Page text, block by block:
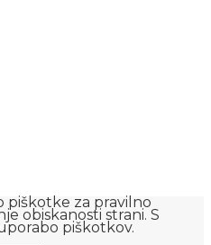
piškotke za pravilno
obiskanosti strani. S
piškotkov.